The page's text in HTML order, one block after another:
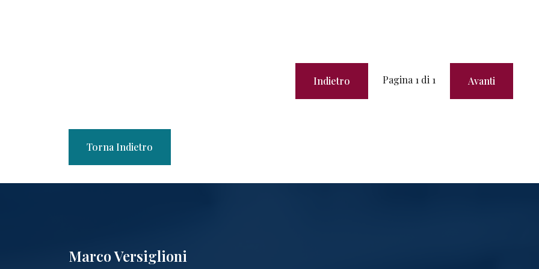
Indietro Pagina 1 di 1 Avanti
Torna Indietro
Marco Versiglioni